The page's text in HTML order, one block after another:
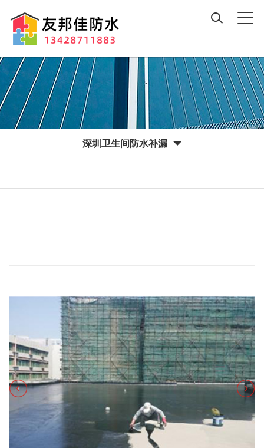
深圳卫生间防水补漏